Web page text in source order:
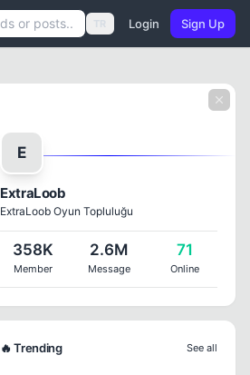
TR Login Sign Up
E
ExtraLoob
ExtraLoob Oyun Topluluğu
358K
Member
2.6M
Message
71
Online
🔥 Trending See all